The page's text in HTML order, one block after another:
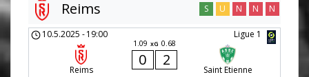
Reims
S U N N N
Ligue 1
10.5.2025 -19:00
Reims
1.09 xG 0.68
0 2
Saint Etienne